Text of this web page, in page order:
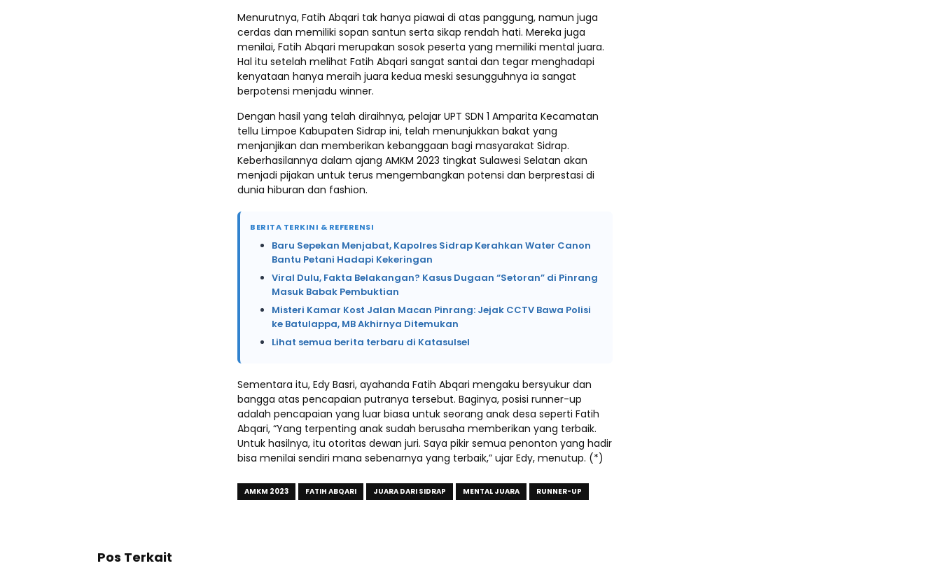
Menurutnya, Fatih Abqari tak hanya piawai di atas panggung, namun juga
cerdas dan memiliki sopan santun serta sikap rendah hati. Mereka juga
menilai, Fatih Abqari merupakan sosok peserta yang memiliki mental juara.
Hal itu setelah melihat Fatih Abqari sangat santai dan tegar menghadapi
kenyataan hanya meraih juara kedua meski sesungguhnya ia sangat
berpotensi menjadu winner.
Dengan hasil yang telah diraihnya, pelajar UPT SDN 1 Amparita Kecamatan
tellu Limpoe Kabupaten Sidrap ini, telah menunjukkan bakat yang
menjanjikan dan memberikan kebanggaan bagi masyarakat Sidrap.
Keberhasilannya dalam ajang AMKM 2023 tingkat Sulawesi Selatan akan
menjadi pijakan untuk terus mengembangkan potensi dan berprestasi di
dunia hiburan dan fashion.
BERITA TERKINI & REFERENSI
Baru Sepekan Menjabat, Kapolres Sidrap Kerahkan Water Canon
Bantu Petani Hadapi Kekeringan
Viral Dulu, Fakta Belakangan? Kasus Dugaan “Setoran” di Pinrang
Masuk Babak Pembuktian
Misteri Kamar Kost Jalan Macan Pinrang: Jejak CCTV Bawa Polisi
ke Batulappa, MB Akhirnya Ditemukan
Lihat semua berita terbaru di Katasulsel
Sementara itu, Edy Basri, ayahanda Fatih Abqari mengaku bersyukur dan
bangga atas pencapaian putranya tersebut. Baginya, posisi runner-up
adalah pencapaian yang luar biasa untuk seorang anak desa seperti Fatih
Abqari, “Yang terpenting anak sudah berusaha memberikan yang terbaik.
Untuk hasilnya, itu otoritas dewan juri. Saya pikir semua penonton yang hadir
bisa menilai sendiri mana sebenarnya yang terbaik,” ujar Edy, menutup. (*)
AMKM 2023 FATIH ABQARI JUARA DARI SIDRAP MENTAL JUARA RUNNER-UP
Pos Terkait